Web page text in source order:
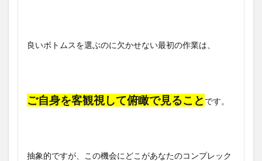
良いボトムスを選ぶのに欠かせない最初の作業は、
ご自身を客観視して俯瞰で見ること です。
抽象的ですが、この機会にどこがあなたのコンプレック